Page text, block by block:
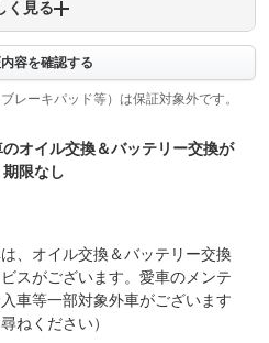
い合わせる
までお気軽にお問い合わせください。
いては販売店にご確認ください
く見る
容を確認する
レーキパッド等）は保証対象外です。
のオイル交換＆バッテリー交換が
限なし
、オイル交換＆バッテリー交換
スがございます。愛車のメンテ
車等一部対象外車がございます
ねください）